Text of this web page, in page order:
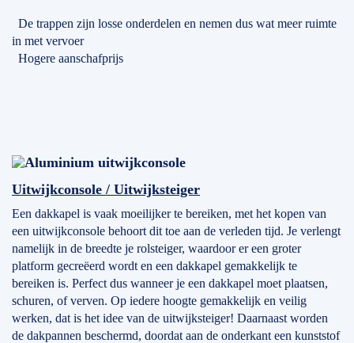
De trappen zijn losse onderdelen en nemen dus wat meer ruimte
in met vervoer
Hogere aanschafprijs
Uitwijkconsole / Uitwijksteiger
Een dakkapel is vaak moeilijker te bereiken, met het kopen van
een uitwijkconsole behoort dit toe aan de verleden tijd. Je verlengt
namelijk in de breedte je rolsteiger, waardoor er een groter
platform gecreëerd wordt en een dakkapel gemakkelijk te
bereiken is. Perfect dus wanneer je een dakkapel moet plaatsen,
schuren, of verven. Op iedere hoogte gemakkelijk en veilig
werken, dat is het idee van de uitwijksteiger! Daarnaast worden
de dakpannen beschermd, doordat aan de onderkant een kunststof